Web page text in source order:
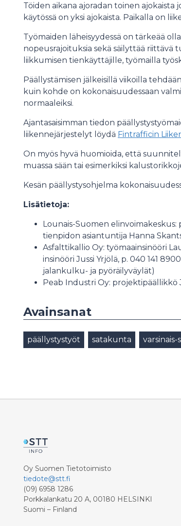
Töiden aikana ajoradan toinen
käytössä on yksi ajokaista. Paikalla on
Työmaiden läheisyydessä on tärkeää
nopeusrajoituksia sekä säilyttää riittävä
liikkumisen tienkäyttäjille, työmailla
Päällystämisen jälkeisillä viikoilla
kuin kohde on kokonaisuudessaan
normaaleiksi.
Ajantasaisimman tiedon
liikennejärjestelyt löydä Fintrafficin
On myös hyvä huomioida, että
muassa sään tai esimerkiksi
Kesän päällystysohjelma
Lisätietoja:
Lounais-Suomen elinvoimakeskus:
tienpidon asiantuntija Hanna
Asfalttikallio Oy: työmaainsinööri
insinööri Jussi Yrjölä, p. 040 141
jalankulku- ja pyöräilyväylät)
Peab Industri Oy: projektipäällikkö
Avainsanat
päällystystyöt satakunta varsinais-
Oy Suomen Tietotoimisto
tiedote@stt.fi
(09) 6958 1286
Porkkalankatu 20 A, 00180 HELSINKI
Suomi – Finland